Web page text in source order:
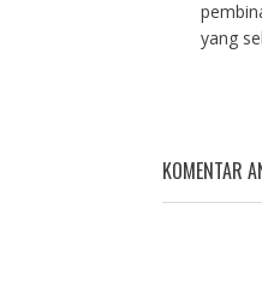
yang
KOMENTAR